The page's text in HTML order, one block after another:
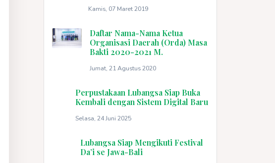
Kamis, 07 Maret 2019
Daftar Nama-Nama Ketua
Organisasi Daerah (Orda) Masa
Bakti 2020-2021 M.
Jumat, 21 Agustus 2020
Perpustakaan Lubangsa Siap Buka
Kembali dengan Sistem Digital Baru
Selasa, 24 Juni 2025
Lubangsa Siap Mengikuti Festival
Da’i se Jawa-Bali